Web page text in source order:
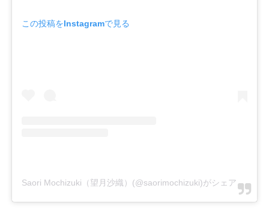
この投稿をInstagramで見る
Saori Mochizuki（望月沙織）(@saorimochizuki)がシェアした投稿